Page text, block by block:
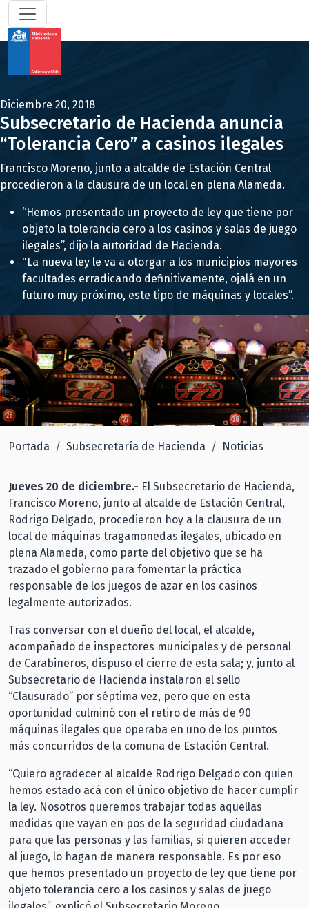
Diciembre 20, 2018
Subsecretario de Hacienda anuncia
“Tolerancia Cero” a casinos ilegales
Francisco Moreno, junto a alcalde de Estación Central
procedieron a la clausura de un local en plena Alameda.
“Hemos presentado un proyecto de ley que tiene por
objeto la tolerancia cero a los casinos y salas de juego
ilegales”, dijo la autoridad de Hacienda.
"La nueva ley le va a otorgar a los municipios mayores
facultades erradicando definitivamente, ojalá en un
futuro muy próximo, este tipo de máquinas y locales”.
Portada Subsecretaría de Hacienda Noticias
Jueves 20 de diciembre.- El Subsecretario de Hacienda,
Francisco Moreno, junto al alcalde de Estación Central,
Rodrigo Delgado, procedieron hoy a la clausura de un
local de máquinas tragamonedas ilegales, ubicado en
plena Alameda, como parte del objetivo que se ha
trazado el gobierno para fomentar la práctica
responsable de los juegos de azar en los casinos
legalmente autorizados.
Tras conversar con el dueño del local, el alcalde,
acompañado de inspectores municipales y de personal
de Carabineros, dispuso el cierre de esta sala; y, junto al
Subsecretario de Hacienda instalaron el sello
“Clausurado” por séptima vez, pero que en esta
oportunidad culminó con el retiro de más de 90
máquinas ilegales que operaba en uno de los puntos
más concurridos de la comuna de Estación Central.
“Quiero agradecer al alcalde Rodrigo Delgado con quien
hemos estado acá con el único objetivo de hacer cumplir
la ley. Nosotros queremos trabajar todas aquellas
medidas que vayan en pos de la seguridad ciudadana
para que las personas y las familias, si quieren acceder
al juego, lo hagan de manera responsable. Es por eso
que hemos presentado un proyecto de ley que tiene por
objeto tolerancia cero a los casinos y salas de juego